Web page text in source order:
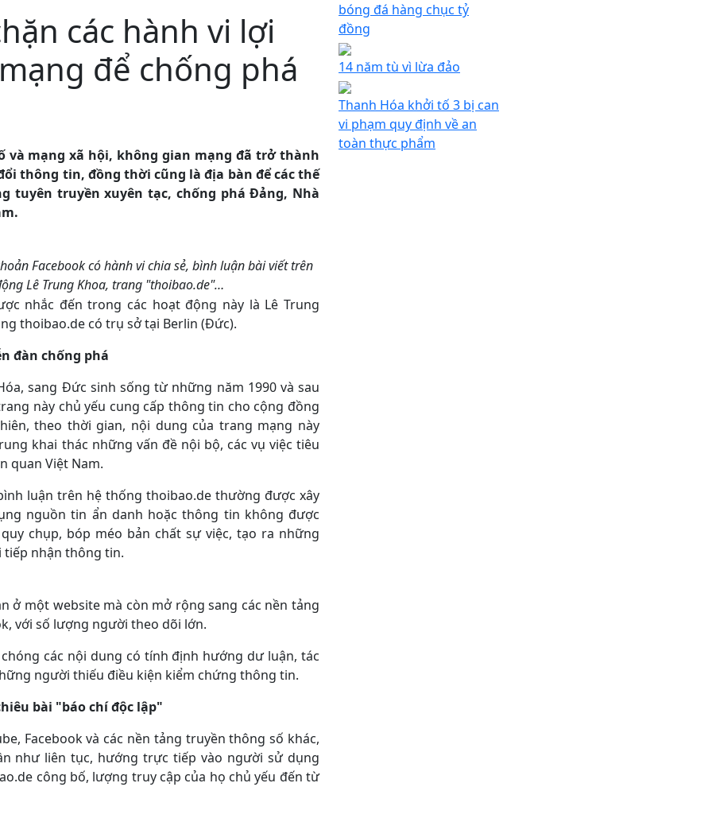
các hành vi lợi
để chống phá
và mạng xã hội, không gian mạng đã trở thành
thông tin, đồng thời cũng là địa bàn để các thế
tuyên truyền xuyên tạc, chống phá Đảng, Nhà
Facebook có hành vi chia sẻ, bình luận bài viết trên
Lê Trung Khoa, trang "thoibao.de"…
nhắc đến trong các hoạt động này là Lê Trung
thoibao.de có trụ sở tại Berlin (Đức).
đàn chống phá
sang Đức sinh sống từ những năm 1990 và sau
này chủ yếu cung cấp thông tin cho cộng đồng
theo thời gian, nội dung của trang mạng này
khai thác những vấn đề nội bộ, các vụ việc tiêu
quan Việt Nam.
luận trên hệ thống thoibao.de thường được xây
nguồn tin ẩn danh hoặc thông tin không được
chụp, bóp méo bản chất sự việc, tạo ra những
nhận thông tin.
ở một website mà còn mở rộng sang các nền tảng
với số lượng người theo dõi lớn.
các nội dung có tính định hướng dư luận, tác
người thiếu điều kiện kiểm chứng thông tin.
hiêu bài "báo chí độc lập"
Facebook và các nền tảng truyền thông số khác,
như liên tục, hướng trực tiếp vào người sử dụng
công bố, lượng truy cập của họ chủ yếu đến từ
bóng đá hàng chục tỷ
đồng
14 năm tù vì lừa đảo
Thanh Hóa khởi tố 3 bị can
vi phạm quy định về an
toàn thực phẩm